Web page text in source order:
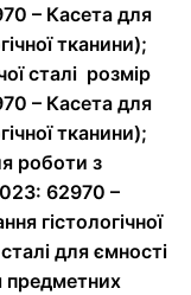
– Касета для
тканини);
сталі розмір
– Касета для
тканини);
роботи з
62970 –
гістологічної
для ємності
предметних